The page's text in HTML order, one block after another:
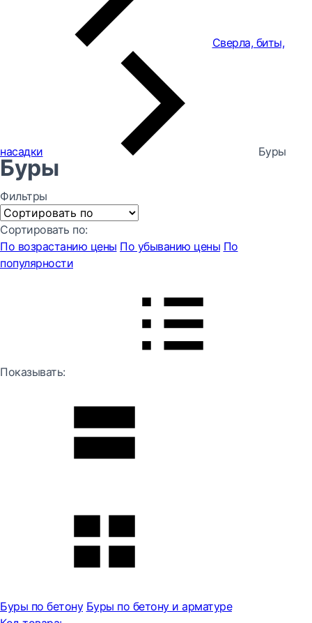
Сверла, биты,
насадки Буры
Буры
Фильтры
Сортировать по:
По возрастанию цены По убыванию цены По
популярности
Показывать:
Буры по бетону Буры по бетону и арматуре